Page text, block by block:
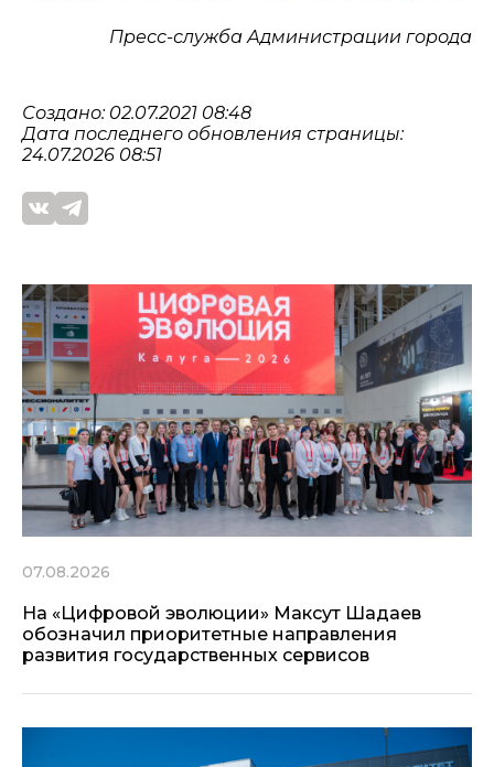
Пресс-служба Администрации города
Создано: 02.07.2021 08:48
Дата последнего обновления страницы:
24.07.2026 08:51
07.08.2026
На «Цифровой эволюции» Максут Шадаев
обозначил приоритетные направления
развития государственных сервисов